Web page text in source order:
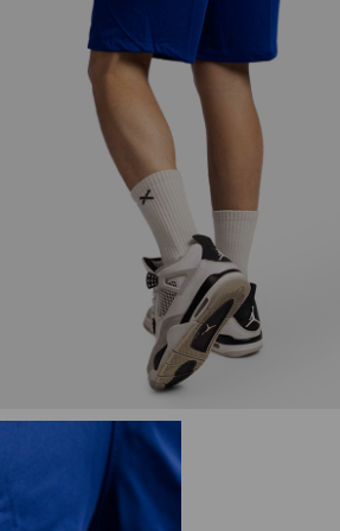
MID SEASON-SALE DAMES